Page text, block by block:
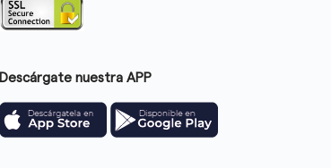
Descárgate nuestra APP